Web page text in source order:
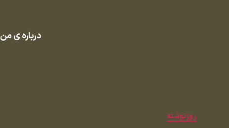
درباره ی من
دسته‌ها
روزنوشته